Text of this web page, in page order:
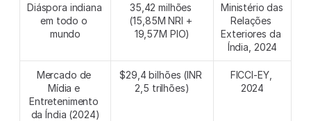
Diáspora indiana
em todo o
mundo
35,42 milhões
(15,85M NRI +
19,57M PIO)
Ministério das
Relações
Exteriores da
Índia, 2024
Mercado de
Mídia e
Entretenimento
da Índia (2024)
$29,4 bilhões (INR
2,5 trilhões)
FICCI-EY,
2024